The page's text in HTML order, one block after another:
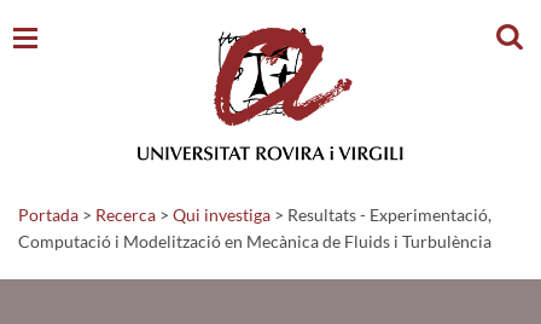
Portada > Recerca > Qui investiga > Resultats - Experimentació,
Computació i Modelització en Mecànica de Fluids i Turbulència